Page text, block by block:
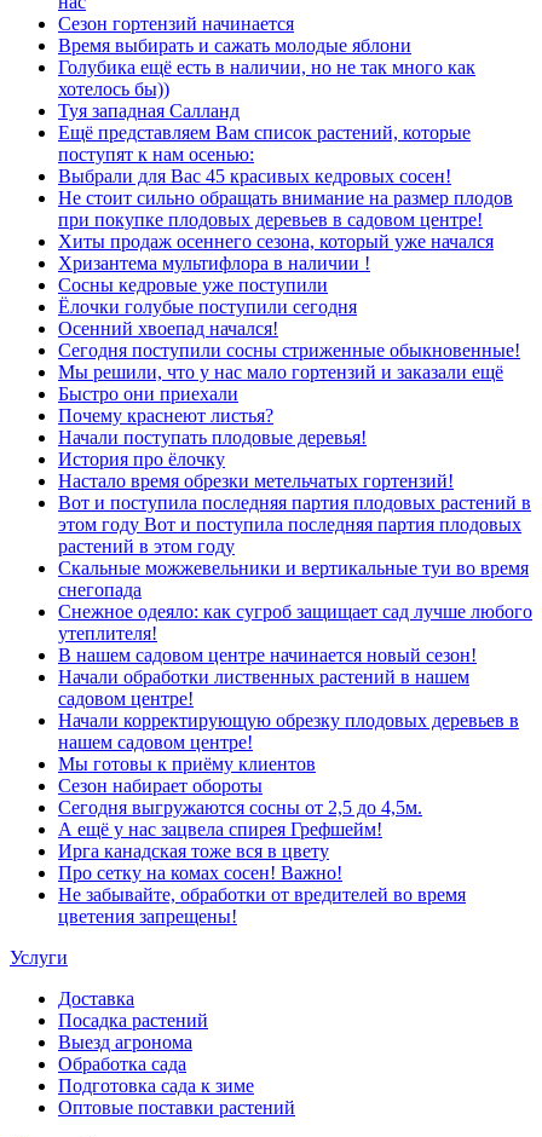
Сезон гортензий начинается
Время выбирать и сажать молодые яблони
Голубика ещё есть в наличии, но не так много как
хотелось бы))
Туя западная Салланд
Ещё представляем Вам список растений, которые
поступят к нам осенью:
Выбрали для Вас 45 красивых кедровых сосен!
Не стоит сильно обращать внимание на размер плодов
при покупке плодовых деревьев в садовом центре!
Хиты продаж осеннего сезона, который уже начался
Хризантема мультифлора в наличии !
Сосны кедровые уже поступили
Ёлочки голубые поступили сегодня
Осенний хвоепад начался!
Сегодня поступили сосны стриженные обыкновенные!
Мы решили, что у нас мало гортензий и заказали ещё
Быстро они приехали
Почему краснеют листья?
Начали поступать плодовые деревья!
История про ёлочку
Настало время обрезки метельчатых гортензий!
Вот и поступила последняя партия плодовых растений в
этом году Вот и поступила последняя партия плодовых
растений в этом году
Скальные можжевельники и вертикальные туи во время
снегопада
Снежное одеяло: как сугроб защищает сад лучше любого
утеплителя!
В нашем садовом центре начинается новый сезон!
Начали обработки лиственных растений в нашем
садовом центре!
Начали корректирующую обрезку плодовых деревьев в
нашем садовом центре!
Мы готовы к приёму клиентов
Сезон набирает обороты
Сегодня выгружаются сосны от 2,5 до 4,5м.
А ещё у нас зацвела спирея Грефшейм!
Ирга канадская тоже вся в цвету
Про сетку на комах сосен! Важно!
Не забывайте, обработки от вредителей во время
цветения запрещены!
Услуги
Доставка
Посадка растений
Выезд агронома
Обработка сада
Подготовка сада к зиме
Оптовые поставки растений